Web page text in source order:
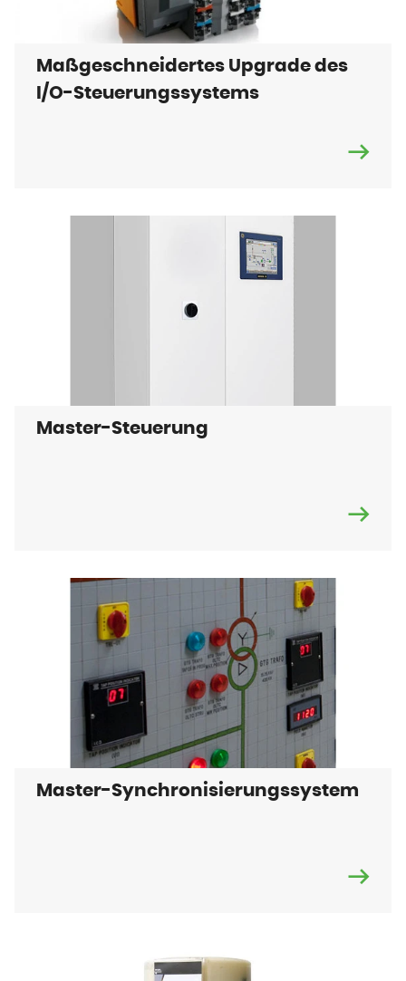
Maßgeschneidertes Upgrade des
I/O-Steuerungssystems
Master-Steuerung
Master-Synchronisierungssystem